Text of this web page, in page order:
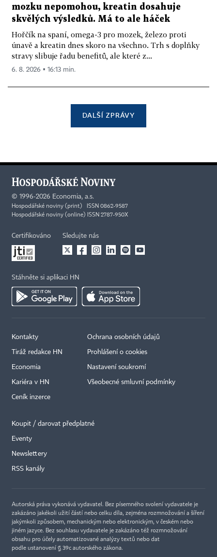
mozku nepomohou, kreatin dosahuje
skvělých výsledků. Má to ale háček
Hořčík na spaní, omega-3 pro mozek, železo proti
únavě a kreatin dnes skoro na všechno. Trh s doplňky
stravy slibuje řadu benefitů, ale které z...
6. 8. 2026 ▪ 16:13 min.
DALŠÍ ZPRÁVY
© 1996-2026 Economia, a.s.
Hospodářské noviny (print) ISSN 0862-9587
Hospodářské noviny (online) ISSN 2787-950X
Certifikováno Sledujte nás
Stáhněte si aplikaci HN
Kontakty
Tiráž redakce HN
Economia
Kariéra v HN
Ceník inzerce
Ochrana osobních údajů
Prohlášení o cookies
Nastavení soukromí
Všeobecné smluvní podmínky
Koupit / darovat předplatné
Eventy
Newslettery
RSS kanály
Autorská práva vykonává vydavatel. Bez písemného svolení vydavatele je
zakázáno jakékoli užití částí nebo celku díla, zejména rozmnožování a šíření
jakýmkoli způsobem, mechanickým nebo elektronickým, v českém nebo
jiném jazyce. Bez souhlasu vydavatele je zakázáno též rozmnožování
obsahu pro účely automatizované analýzy textů nebo dat
podle ustanovení § 39c autorského zákona.